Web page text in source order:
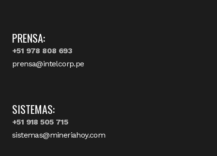
PRENSA:
+51 978 808 693
prensa@intelcorp.pe
SISTEMAS:
+51 918 505 715
sistemas@mineriahoy.com